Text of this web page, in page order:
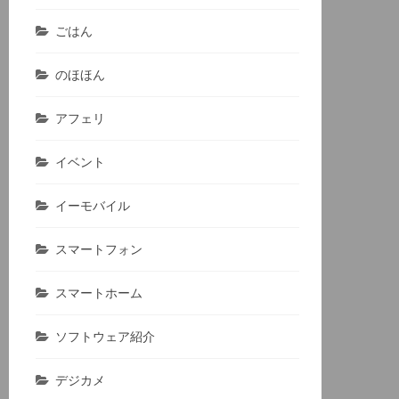
ごはん
のほほん
アフェリ
イベント
イーモバイル
スマートフォン
スマートホーム
ソフトウェア紹介
デジカメ